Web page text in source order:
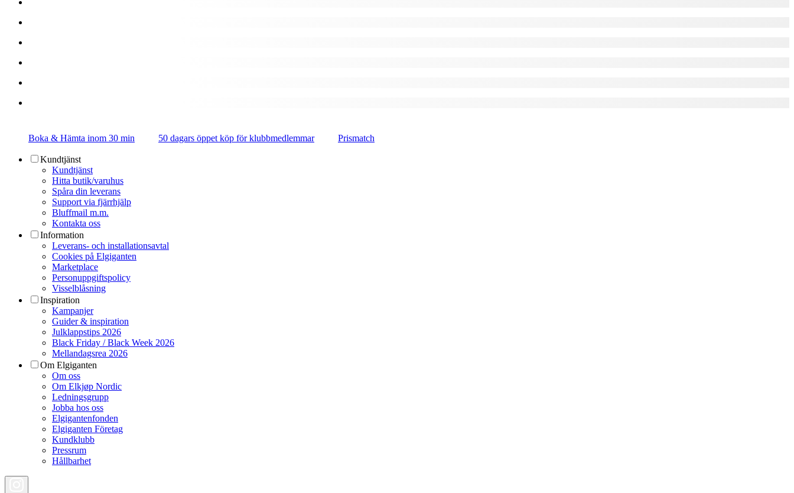
Boka & Hämta inom 30 min 50 dagars öppet köp för klubbmedlemmar Prismatch
Kundtjänst
Kundtjänst
Hitta butik/varuhus
Spåra din leverans
Support via fjärrhjälp
Bluffmail m.m.
Kontakta oss
Information
Leverans- och installationsavtal
Cookies på Elgiganten
Marketplace
Personuppgiftspolicy
Visselblåsning
Inspiration
Kampanjer
Guider & inspiration
Julklappstips 2026
Black Friday / Black Week 2026
Mellandagsrea 2026
Om Elgiganten
Om oss
Om Elkjøp Nordic
Ledningsgrupp
Jobba hos oss
Elgigantenfonden
Elgiganten Företag
Kundklubb
Pressrum
Hållbarhet